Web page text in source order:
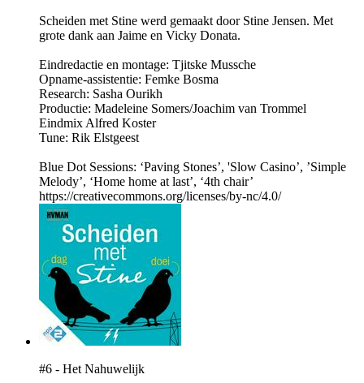
Scheiden met Stine werd gemaakt door Stine Jensen. Met
grote dank aan Jaime en Vicky Donata.
Eindredactie en montage: Tjitske Mussche
Opname-assistentie: Femke Bosma
Research: Sasha Ourikh
Productie: Madeleine Somers/Joachim van Trommel
Eindmix Alfred Koster
Tune: Rik Elstgeest
Blue Dot Sessions: ‘Paving Stones’, 'Slow Casino’, ’Simple
Melody’, ‘Home home at last’, ‘4th chair’
https://creativecommons.org/licenses/by-nc/4.0/
#6 - Het Nahuwelijk